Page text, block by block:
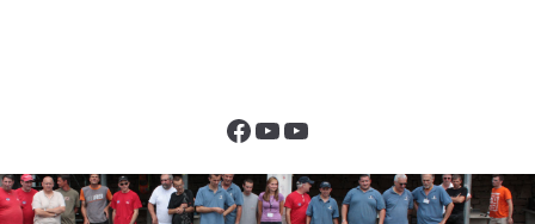
Facebook
YouTube
YouTube